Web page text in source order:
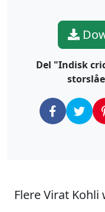
Del "Indisk
Flere Virat